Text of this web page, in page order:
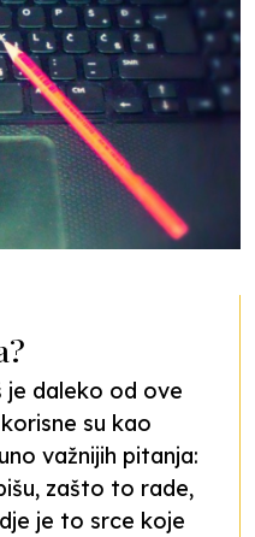
je daleko od ove
su kao
važnijih pitanja:
zašto to rade,
je to srce koje